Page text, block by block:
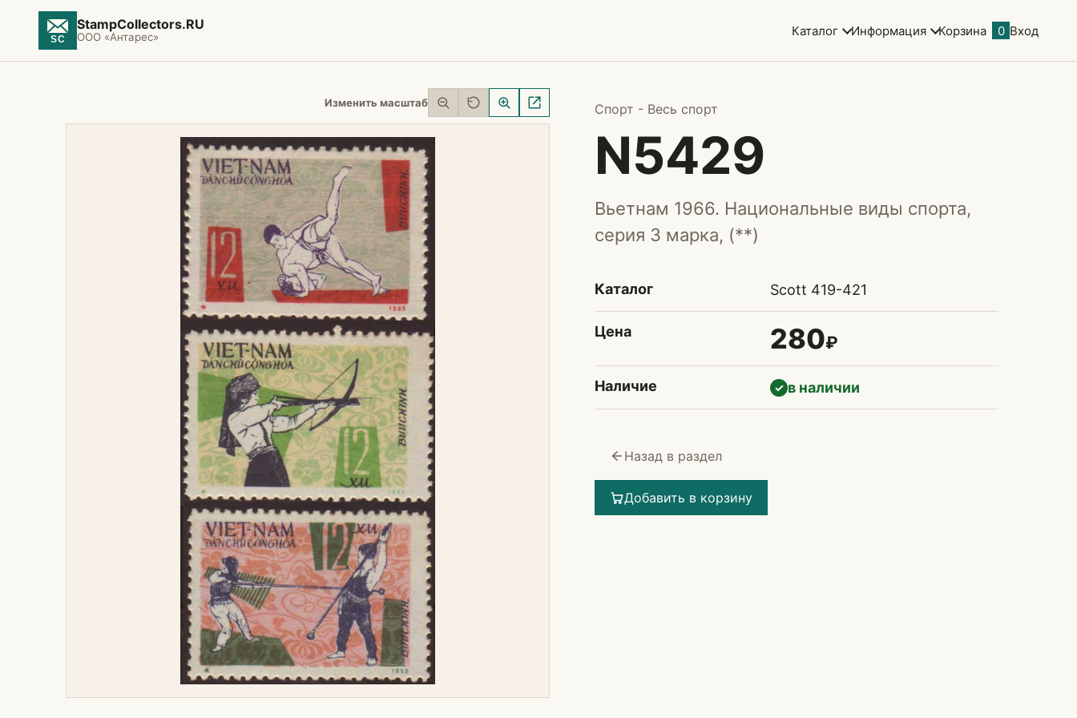
StampCollectors.RU
ООО «Антарес» Каталог Информация Корзина 0 Вход
Изменить масштаб Спорт - Весь спорт
N5429
Вьетнам 1966. Национальные виды спорта,
серия 3 марка, (**)
Каталог Scott 419-421
Цена 280₽
Наличие ✓ в наличии
Назад в раздел
Добавить в корзину